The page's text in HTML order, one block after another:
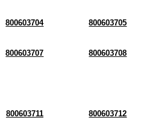
800603704 800603705
800603707 800603708
800603711 800603712